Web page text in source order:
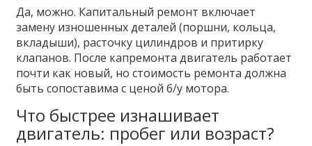
Да, можно. Капитальный ремонт включает
замену изношенных деталей (поршни, кольца,
вкладыши), расточку цилиндров и притирку
клапанов. После капремонта двигатель работает
почти как новый, но стоимость ремонта должна
быть сопоставима с ценой б/у мотора.
Что быстрее изнашивает
двигатель: пробег или возраст?